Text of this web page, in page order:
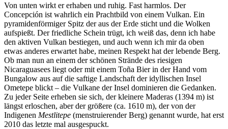
Von unten wirkt er erhaben und ruhig. Fast harmlos. Der
Concepción ist wahrlich ein Prachtbild von einem Vulkan. Ein
pyramidenförmiger Spitz der aus der Erde sticht und die Wolken
aufspießt. Der friedliche Schein trügt, ich weiß das, denn ich habe
den aktiven Vulkan bestiegen, und auch wenn ich mir da oben
etwas anderes erwartet habe, meinen Respekt hat der lebende Berg.
Ob man nun an einem der schönen Strände des riesigen
Nicaraguasees liegt oder mit einem Toña Bier in der Hand vom
Bungalow aus auf die saftige Landschaft der idyllischen Insel
Ometepe blickt – die Vulkane der Insel dominieren die Gedanken.
Zu jeder Seite erheben sie sich, der kleinere Maderas (1394 m) ist
längst erloschen, aber der größere (ca. 1610 m), der von der
Indigenen Mestlitepe (menstruierender Berg) genannt wurde, hat erst
2010 das letzte mal ausgespuckt.